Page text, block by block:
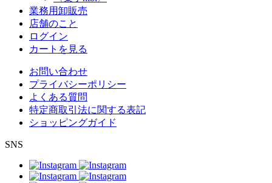
業務用卸販売
店舗のこと
ログイン
カートを見る
お問い合わせ
プライバシーポリシー
よくある質問
特定商取引法に関する表記
ショッピングガイド
SNS